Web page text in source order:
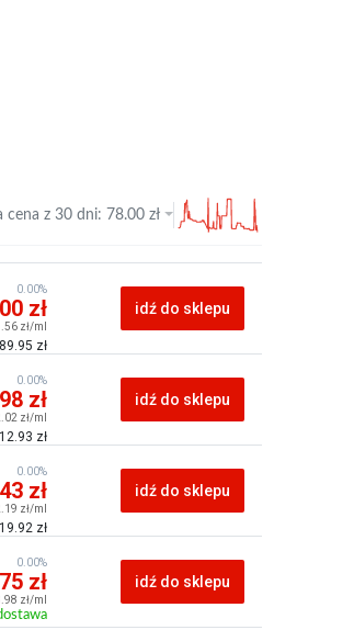
cena z 30 dni: 78.00 zł
zł
zł/ml
zł
0.00%
idź do sklepu
zł
zł/ml
zł
0.00%
idź do sklepu
zł
zł/ml
zł
0.00%
idź do sklepu
zł
zł/ml
0.00%
idź do sklepu